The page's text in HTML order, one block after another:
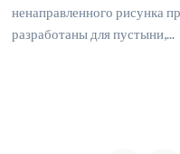
ненаправленного рисунка
разработаны для пустыни,...